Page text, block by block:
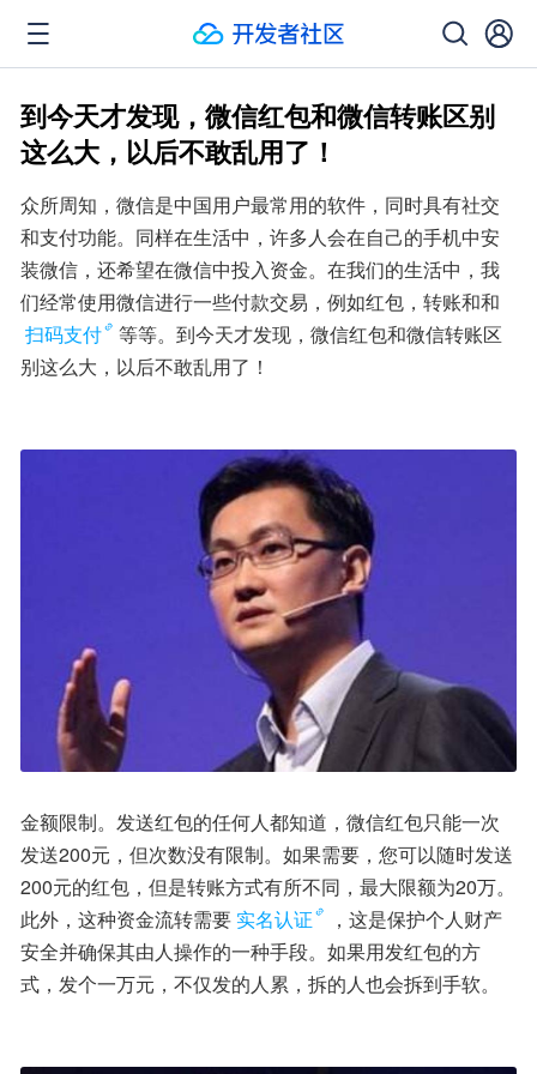
到今天才发现，微信红包和微信转账区别
这么大，以后不敢乱用了！
众所周知，微信是中国用户最常用的软件，同时具有社交
和支付功能。同样在生活中，许多人会在自己的手机中安
装微信，还希望在微信中投入资金。在我们的生活中，我
们经常使用微信进行一些付款交易，例如红包，转账和和
扫码支付
等等。到今天才发现，微信红包和微信转账区
别这么大，以后不敢乱用了！
金额限制。发送红包的任何人都知道，微信红包只能一次
发送200元，但次数没有限制。如果需要，您可以随时发送
200元的红包，但是转账方式有所不同，最大限额为20万。
此外，这种资金流转需要 实名认证
，这是保护个人财产
安全并确保其由人操作的一种手段。如果用发红包的方
式，发个一万元，不仅发的人累，拆的人也会拆到手软。